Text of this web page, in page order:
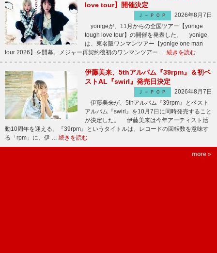
love tour】開催決定
Ｊ－ＰＯＰ
2026年8月7日
yonigeが、11月からの全国ツアー【yonige
tough love tour】の開催を発表した。 yonige
は、東名阪ワンマンツアー【yonige one man
tour 2026】を開幕。メジャー再契約後初のワンマンツアー … 続きを読む
伊藤美来、5thアルバム『39rpm』＆初ベ
ストAL『swirl』発売日決定
Ｊ－ＰＯＰ
2026年8月7日
伊藤美来が、5thアルバム『39rpm』とベスト
アルバム『swirl』を10月7日に同時発売すること
が決定した。 伊藤美来は今年アーティスト活
動10周年を迎える。『39rpm』というタイトルは、レコードの回転数を意味す
る「rpm」に、伊 … 続きを読む
more »